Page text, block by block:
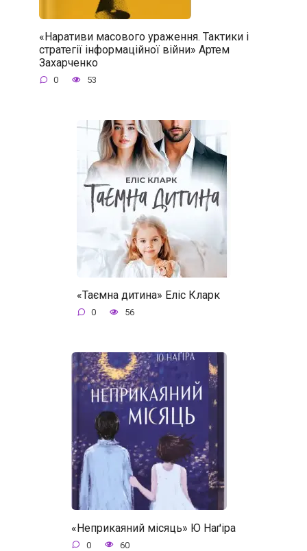
«Наративи масового ураження. Тактики і
стратегії інформаційної війни» Артем
Захарченко
0 53
«Таємна дитина» Еліс Кларк
0 56
«Неприкаяний місяць» Ю Наґіра
0 60